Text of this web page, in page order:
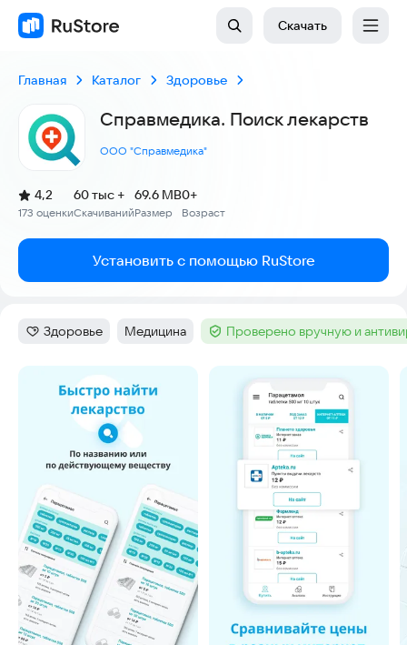
Скачать
Главная Каталог Здоровье
Справмедика. Поиск лекарств
ООО "Справмедика"
Рейтинг:
4,2
(
173 оценки
)
Скачиваний
60 тыс +
Размер
69.6 MB
Возраст
0+
Установить с помощью RuStore
Категория:
Здоровье Тег:
Медицина Тег :Проверено вручную и
Скриншоты